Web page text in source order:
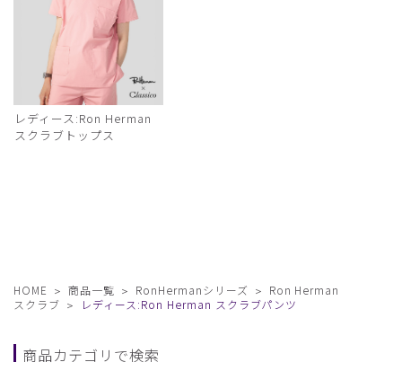
レディース:Ron Herman
スクラブトップス
HOME 商品一覧 RonHermanシリーズ
Ron Herman
スクラブ
レディース:Ron Herman スクラブパンツ
商品カテゴリで検索